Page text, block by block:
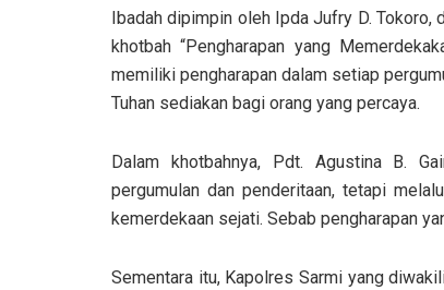
Ibadah dipimpin oleh Ipda Jufry D. Tokoro,
khotbah “Pengharapan yang
memiliki pengharapan dalam setiap
Tuhan sediakan bagi orang yang percaya.
Dalam khotbahnya, Pdt. Agustina B.
pergumulan dan penderitaan, tetapi
kemerdekaan sejati. Sebab pengharapan
Sementara itu, Kapolres Sarmi yang